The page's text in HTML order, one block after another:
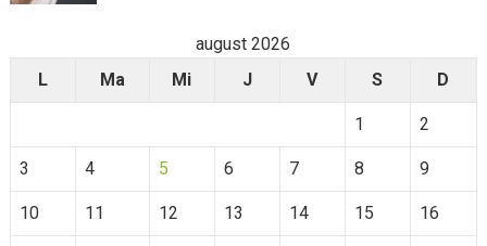
august 2026
L
Ma Mi J V S D
1 2
3 4 5 6 7 8 9
10 11 12 13 14 15 16